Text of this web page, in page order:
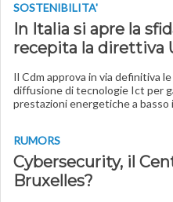
SOSTENIBILITA'
In Italia si apre la
recepita la direttiva
Il Cdm approva in via definitiva
diffusione di tecnologie Ict per
prestazioni energetiche a
RUMORS
Cybersecurity, il
Bruxelles?